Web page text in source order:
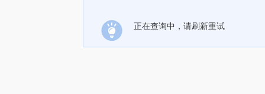
正在查询中，请刷新重试